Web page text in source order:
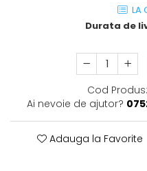
LA
Durata de
Cod Produs:
Ai nevoie de ajutor?
Adauga la Favorite